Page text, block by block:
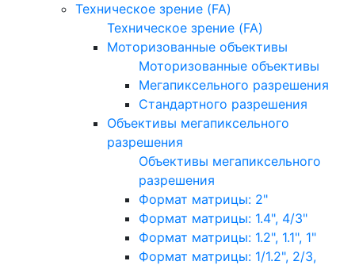
Техническое зрение (FA)
Техническое зрение (FA)
Моторизованные объективы
Моторизованные объективы
Мегапиксельного разрешения
Стандартного разрешения
Объективы мегапиксельного
разрешения
Объективы мегапиксельного
разрешения
Формат матрицы: 2"
Формат матрицы: 1.4", 4/3"
Формат матрицы: 1.2", 1.1", 1"
Формат матрицы: 1/1.2", 2/3,